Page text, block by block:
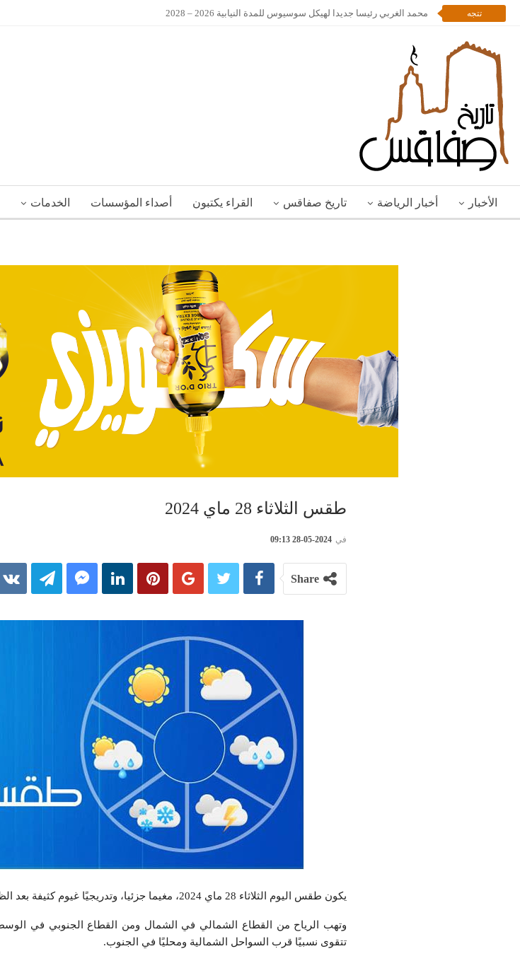
تتجه محمد الغربي رئيسا جديدا لهيكل سوسيوس للمدة النيابية 2026 – 2028
الأخبار أخبار الرياضة تاريخ صفاقس القراء يكتبون أصداء المؤسسات الخدمات
طقس الثلاثاء 28 ماي 2024
في 2024-05-28 09:13
Share
يكون طقس اليوم الثلاثاء 28 ماي 2024، مغيما جزئيا، وتدريجيًا غيوم كثيفة بعد الظهر في المناطق الغربية للشمال والوسط.
وتهب الرياح من القطاع الشمالي في الشمال ومن القطاع الجنوبي في
تتقوى نسبيًا قرب السواحل الشمالية ومحليًا في الجنوب.